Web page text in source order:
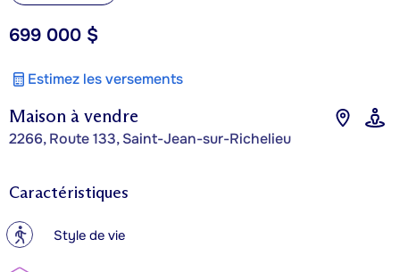
Maison à vendre
2266, Route 133, Saint-Jean-sur-Richelieu
699 000 $
Estimez les versements
Caractéristiques
? Style de vie